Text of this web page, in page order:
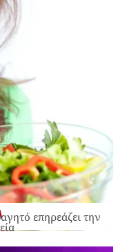
επηρεάζει την